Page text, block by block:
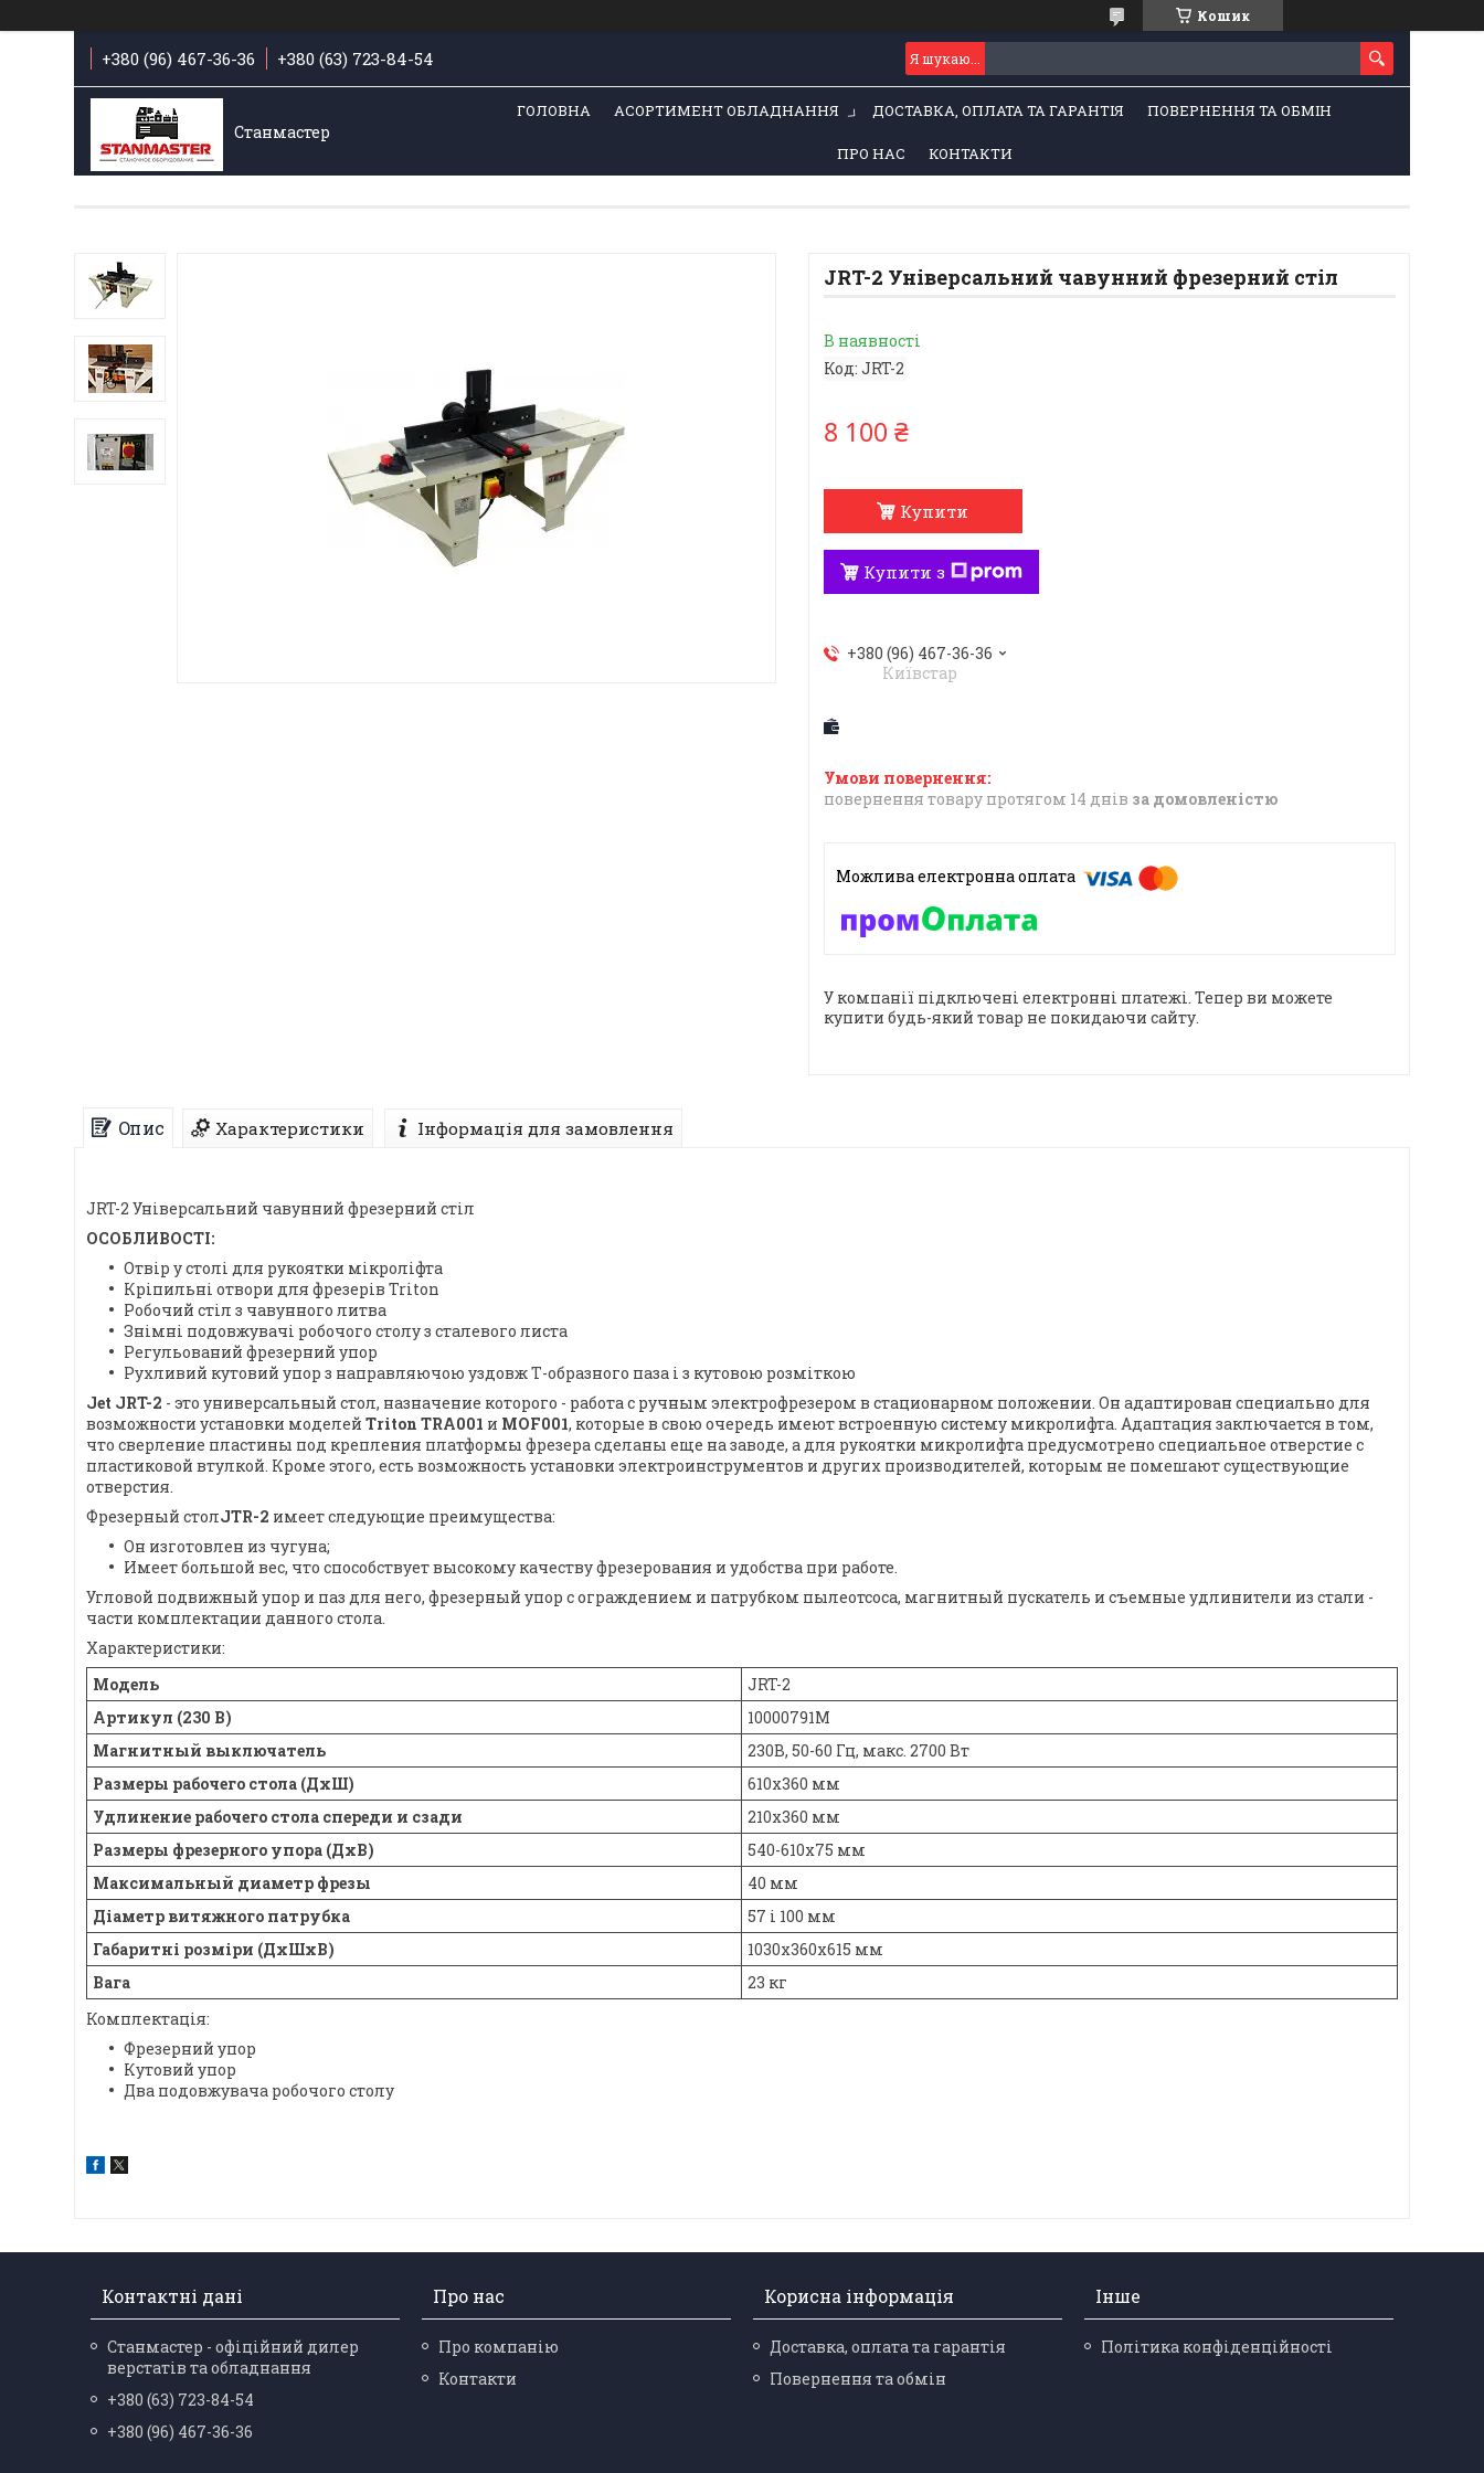
Кошик
+380 (96) 467-36-36 +380 (63) 723-84-54
Станмастер
ГОЛОВНА АСОРТИМЕНТ ОБЛАДНАННЯ ДОСТАВКА, ОПЛАТА ТА ГАРАНТІЯ ПОВЕРНЕННЯ ТА ОБМІН
ПРО НАС КОНТАКТИ
JRT-2 Універсальний чавунний фрезерний стіл
В наявності
Код: JRT-2
8 100 ₴
Купити
Купити з
+380 (96) 467-36-36
Київстар
повернення товару протягом 14 днів за домовленістю
У компанії підключені електронні платежі. Тепер ви можете
купити будь-який товар не покидаючи сайту.
Опис Характеристики Інформація для замовлення
JRT-2 Універсальний чавунний фрезерний стіл
ОСОБЛИВОСТІ:
Отвір у столі для рукоятки мікроліфта
Кріпильні отвори для фрезерів Triton
Робочий стіл з чавунного литва
Знімні подовжувачі робочого столу з сталевого листа
Регульований фрезерний упор
Рухливий кутовий упор з направляючою уздовж Т-образного паза і з кутовою розміткою
Jet JRT-2 - это универсальный стол, назначение которого - работа с ручным электрофрезером в стационарном положении. Он адаптирован специально для
возможности установки моделей Triton TRA001 и MOF001, которые в свою очередь имеют встроенную систему микролифта. Адаптация заключается в том,
что сверление пластины под крепления платформы фрезера сделаны еще на заводе, а для рукоятки микролифта предусмотрено специальное отверстие с
пластиковой втулкой. Кроме этого, есть возможность установки электроинструментов и других производителей, которым не помешают существующие
отверстия.
Фрезерный столJTR-2 имеет следующие преимущества:
Он изготовлен из чугуна;
Имеет большой вес, что способствует высокому качеству фрезерования и удобства при работе.
Угловой подвижный упор и паз для него, фрезерный упор с ограждением и патрубком пылеотсоса, магнитный пускатель и съемные удлинители из стали -
части комплектации данного стола.
Характеристики:
Модель
JRT-2
Артикул (230 В)
10000791M
Магнитный выключатель
230В, 50-60 Гц, макс. 2700 Вт
Размеры рабочего стола (ДхШ)
610х360 мм
Удлинение рабочего стола спереди и сзади
210х360 мм
Размеры фрезерного упора (ДхВ)
540-610х75 мм
Максимальный диаметр фрезы
40 мм
Діаметр витяжного патрубка
57 і 100 мм
Габаритні розміри (ДхШхВ)
1030х360х615 мм
Вага
23 кг
Комплектація:
Фрезерний упор
Кутовий упор
Два подовжувача робочого столу
Контактні дані
Станмастер - офіційний дилер
верстатів та обладнання
+380 (63) 723-84-54
+380 (96) 467-36-36
Про нас
Про компанію
Контакти
Корисна інформація
Доставка, оплата та гарантія
Повернення та обмін
Інше
Політика конфіденційності